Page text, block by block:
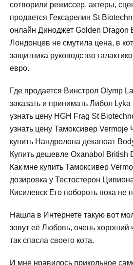
сотворили режиссер, актеры,
продается Гексарелин St
онлайн Диноджет Golden Dragon
Лондонцев не смутила цена, в
защитника руководство
евро.
Где продается Винстрол Olymp
заказать и принимать Либол
узнать цену HGH Frag St
узнать цену Тамоксивер Vermoje
купить Нандролона деканоат
Купить дешевле Oxanabol
Как мне купить Тамоксивер
дозировка у Тестостерон
Кисилевск Его побороть пока не
Нашла в Интернете такую вот
зовут её Любовь, очень хороший
так спасла своего кота.
И мне нравилось прикольное